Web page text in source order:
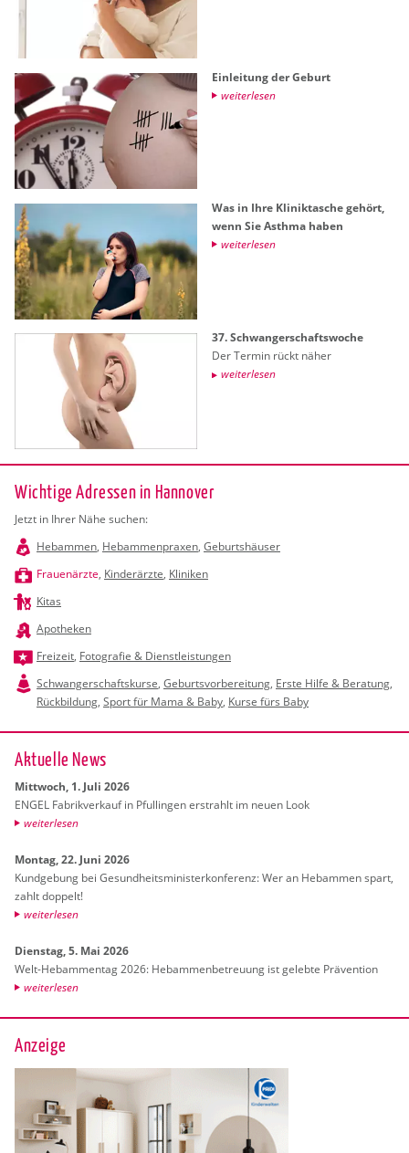
Ein­lei­tung der Ge­burt
wei­ter­le­sen
Was in Ihre Kli­nik­ta­sche ge­hört,
wenn Sie Asth­ma haben
wei­ter­le­sen
37. Schwan­ger­schafts­wo­che
Der Ter­min rückt näher
wei­ter­le­sen
Wichtige Adressen in Hannover
Jetzt in Ihrer Nähe suchen:
Hebammen, Hebammenpraxen, Geburtshäuser
Frauenärzte, Kinderärzte, Kliniken
Kitas
Apotheken
Freizeit, Fotografie & Dienstleistungen
Schwangerschaftskurse, Geburtsvorbereitung, Erste Hilfe & Beratung,
Rückbildung, Sport für Mama & Baby, Kurse fürs Baby
Ak­tu­el­le News
Mitt­woch, 1. Juli 2026
ENGEL Fa­brik­ver­kauf in Pful­lin­gen er­strahlt im neuen Look
wei­ter­le­sen
Mon­tag, 22. Juni 2026
Kund­ge­bung bei Ge­sund­heits­mi­nis­ter­kon­fe­renz: Wer an Heb­am­men spart,
zahlt dop­pelt!
wei­ter­le­sen
Diens­tag, 5. Mai 2026
Welt-Heb­am­men­tag 2026: Heb­am­men­be­treu­ung ist ge­leb­te Prä­ven­ti­on
wei­ter­le­sen
Anzeige